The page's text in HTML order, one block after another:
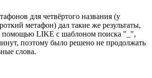
для четвёртого названия (у
метафон) дал такие же результаты,
помощью LIKE с шаблоном поиска "_",
поэтому было решено не продолжать
слова.